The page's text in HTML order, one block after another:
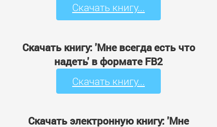
Скачать книгу...
Скачать книгу: 'Мне всегда есть что
надеть' в формате FB2
Скачать книгу...
Скачать электронную книгу: 'Мне